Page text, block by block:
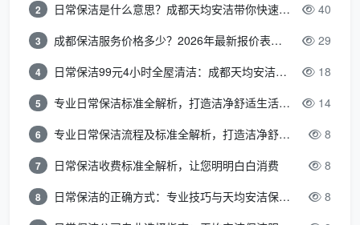
让过渡性住房或出租房的清洁成本真正可控。成都的“小
户型开荒保洁上门服务”价格透明，这是业主在选择时可
以参考的重要信息。
工具和药剂的“微型适配”
普通开荒铲刀尺寸大，在小空间转角、窄缝里施展
不开。天均安洁的保洁师随身携带小头铲、笔式除胶
器、迷你玻璃刮等微型工具，处理衣柜内侧与墙体之间
的2厘米缝隙、或者超窄的厨房移门轨道槽都得心应
2 日常保洁是什么意思？成都天均安洁带你快速区分“日常vs深度vs开荒” 40
3 成都保洁服务价格多少？2026年最新报价表来了，这一篇看透所有费用 29
4 日常保洁99元4小时全屋清洁：成都天均安洁保洁超值服务全解析 18
5 专业日常保洁标准全解析，打造洁净舒适生活空间 14
6 专业日常保洁流程及标准全解析，打造洁净舒适环境 8
7 日常保洁收费标准全解析，让您明明白白消费 8
8 日常保洁的正确方式：专业技巧与天均安洁保洁服务全解析 8